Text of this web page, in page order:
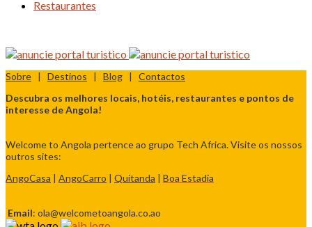
Restaurantes
Sobre | Destinos | Blog | Contactos
Descubra os melhores locais, hotéis, restaurantes e pontos de
interesse de Angola!
Welcome to Angola pertence ao grupo Tech Africa. Visite os nossos
outros sites:
AngoCasa | AngoCarro | Quitanda | Boa Estadia
Email: ola@welcometoangola.co.ao